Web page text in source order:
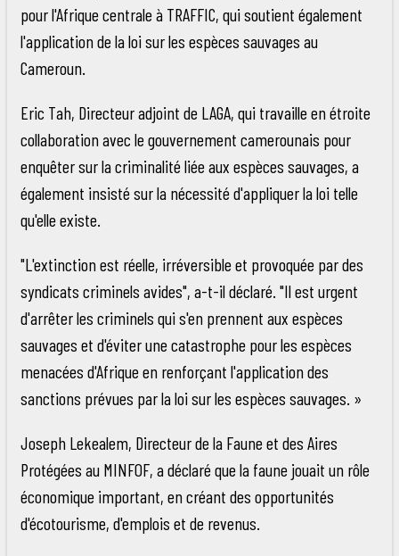
pour l'Afrique centrale à TRAFFIC, qui soutient également
l'application de la loi sur les espèces sauvages au
Cameroun.
Eric Tah, Directeur adjoint de LAGA, qui travaille en étroite
collaboration avec le gouvernement camerounais pour
enquêter sur la criminalité liée aux espèces sauvages, a
également insisté sur la nécessité d'appliquer la loi telle
qu'elle existe.
"L'extinction est réelle, irréversible et provoquée par des
syndicats criminels avides", a-t-il déclaré. "Il est urgent
d'arrêter les criminels qui s'en prennent aux espèces
sauvages et d'éviter une catastrophe pour les espèces
menacées d'Afrique en renforçant l'application des
sanctions prévues par la loi sur les espèces sauvages. »
Joseph Lekealem, Directeur de la Faune et des Aires
Protégées au MINFOF, a déclaré que la faune jouait un rôle
économique important, en créant des opportunités
d'écotourisme, d'emplois et de revenus.